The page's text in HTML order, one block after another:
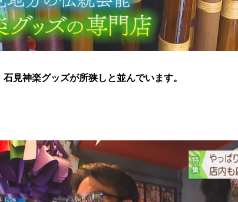
石見神楽グッズが所狭しと並んでいます。